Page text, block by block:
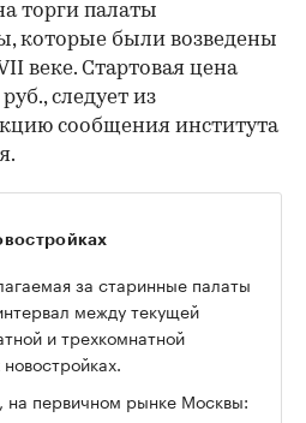
торги палаты
которые были возведены
веке. Стартовая цена
следует из
сообщения института
за старинные палаты
между текущей
и трехкомнатной
на первичном рынке Москвы: